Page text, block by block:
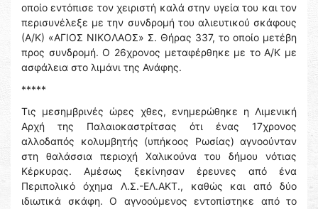
οποίο εντόπισε τον χειριστή καλά στην υγεία του και τον
περισυνέλεξε με την συνδρομή του αλιευτικού σκάφους
(Α/Κ) «ΑΓΙΟΣ ΝΙΚΟΛΑΟΣ» Σ. Θήρας 337, το οποίο μετέβη
προς συνδρομή. Ο 26χρονος μεταφέρθηκε με το Α/Κ με
ασφάλεια στο λιμάνι της Ανάφης.
*****
Τις μεσημβρινές ώρες χθες, ενημερώθηκε η Λιμενική
Αρχή της Παλαιοκαστρίτσας ότι ένας 17χρονος
αλλοδαπός κολυμβητής (υπήκοος Ρωσίας) αγνοούνταν
στη θαλάσσια περιοχή Χαλικούνα του δήμου νότιας
Κέρκυρας. Αμέσως ξεκίνησαν έρευνες από ένα
Περιπολικό όχημα Λ.Σ.-ΕΛ.ΑΚΤ., καθώς και από δύο
ιδιωτικά σκάφη. Ο αγνοούμενος εντοπίστηκε από το